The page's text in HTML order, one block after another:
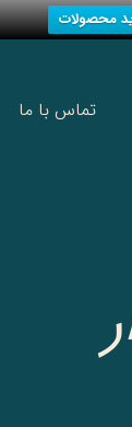
محصولات
تماس با ما